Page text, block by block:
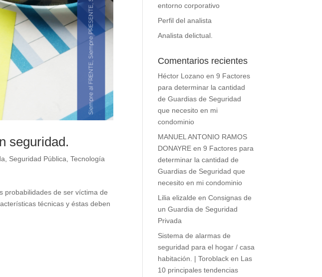
seguridad.
Seguridad Pública ,Tecnología
probabilidades de ser víctima de
técnicas y éstas deben
entorno corporativo
Perfil del analista
Analista delictual.
Comentarios recientes
Héctor Lozano en9 Factores
para determinar la cantidad
de Guardias de Seguridad
que necesito en mi
condominio
MANUEL ANTONIO RAMOS
DONAYRE en9 Factores para
determinar la cantidad de
Guardias de Seguridad que
necesito en mi condominio
Lilia elizalde enConsignas de
un Guardia de Seguridad
Privada
Sistema de alarmas de
seguridad para el hogar / casa
habitación. | Toroblack en Las
10 principales tendencias